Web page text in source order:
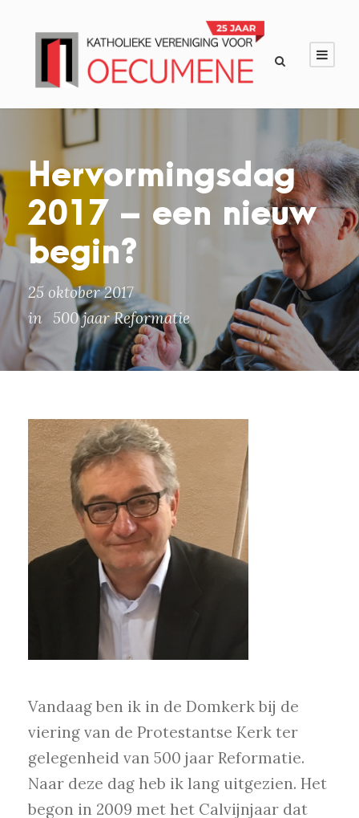
Hervormingsdag
2017 – een nieuw
begin?
25 oktober 2017
in 500 jaar Reformatie
Vandaag ben ik in de Domkerk bij de
viering van de Protestantse Kerk ter
gelegenheid van 500 jaar Reformatie.
Naar deze dag heb ik lang uitgezien. Het
begon in 2009 met het Calvijnjaar dat